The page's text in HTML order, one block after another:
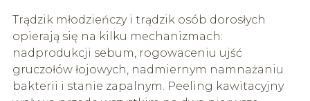
Trądzik młodzieńczy i trądzik osób dorosłych
opierają się na kilku mechanizmach:
nadprodukcji sebum, rogowaceniu ujść
gruczołów łojowych, nadmiernym namnażaniu
bakterii i stanie zapalnym. Peeling kawitacyjny